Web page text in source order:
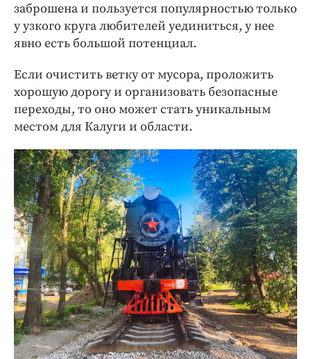
заброшена и пользуется популярностью только
у узкого круга любителей уединиться, у нее
явно есть большой потенциал.
Если очистить ветку от мусора, проложить
хорошую дорогу и организовать безопасные
переходы, то оно может стать уникальным
местом для Калуги и области.